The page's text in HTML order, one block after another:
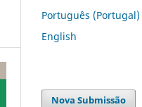
Português (Portugal)
English
Nova Submissão